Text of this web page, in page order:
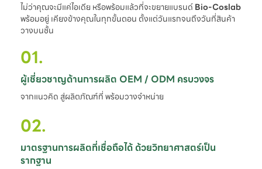
ไม่ว่าคุณจะมีแค่ไอเดีย หรือพร้อมแล้วที่จะขยายแบรนด์Bio-Coslab
พร้อมอยู่ เคียงข้างคุณในทุกขั้นตอน ตั้งแต่วันแรกจนถึงวันที่สินค้า
วางบนชั้น
01.
ผู้เชี่ยวชาญด้านการผลิต OEM / ODM ครบวงจร
จากแนวคิด สู่ผลิตภัณฑ์ที่ พร้อมวางจำหน่าย
02.
มาตรฐานการผลิตที่เชื่อถือได้ ด้วยวิทยาศาสตร์เป็น
รากฐาน